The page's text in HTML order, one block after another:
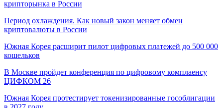
крипторынка в России
Период охлаждения. Как новый закон меняет обмен
криптовалюты в России
Южная Корея расширит пилот цифровых платежей до 500 000
кошельков
В Москве пройдет конференция по цифровому комплаенсу
ЦИФКОМ 26
Южная Корея протестирует токенизированные гособлигации